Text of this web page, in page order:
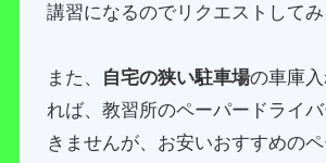
講習になるのでリクエストしてみ
また、 自宅の狭い駐車場の車庫
れば、教習所のペーパードライ
きませんが、お安いおすすめの